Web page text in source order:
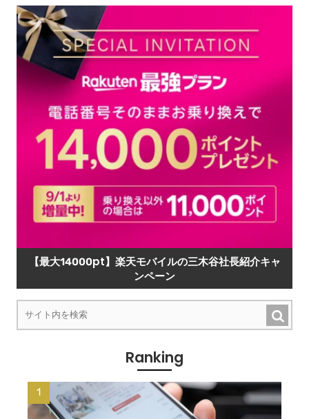
【最大14000pt】楽天モバイルの三木谷社長紹介キャ
ンペーン
Ranking